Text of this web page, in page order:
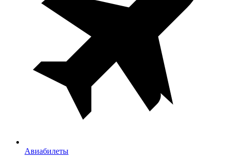
Авиабилеты